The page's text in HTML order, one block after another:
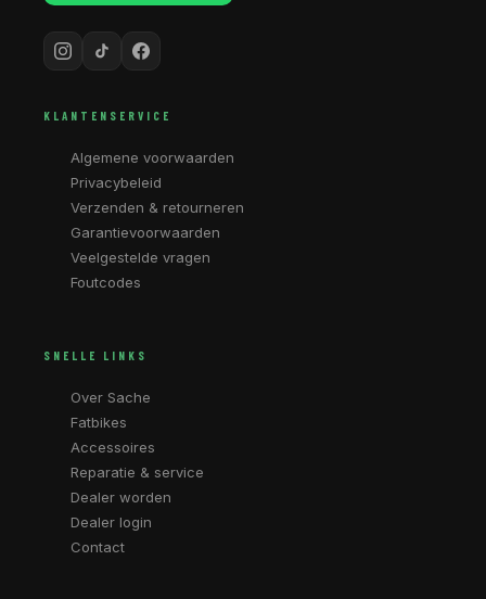
KLANTENSERVICE
Algemene voorwaarden
Privacybeleid
Verzenden & retourneren
Garantievoorwaarden
Veelgestelde vragen
Foutcodes
SNELLE LINKS
Over Sache
Fatbikes
Accessoires
Reparatie & service
Dealer worden
Dealer login
Contact